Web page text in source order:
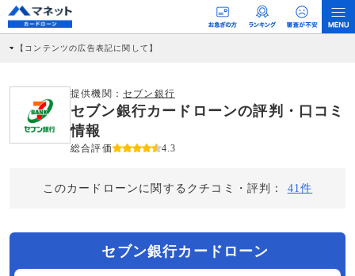
【コンテンツの広告表記に関して】
社に対して企業から紹介報酬が支払われるという収益モデルです。 ただし、特定の
商品を根拠なくPRするものではなく、当編集部の調査／ユーザーへの口コミ収集な
どに基づき、公平性を担保した情報提供を行っています。
>提携企業一覧
提供機関： セブン銀行
セブン銀行カードローンの評判・口コミ
情報
総合評価 4.3
このカードローンに関するクチコミ・評判： 41件
セブン銀行カードローン